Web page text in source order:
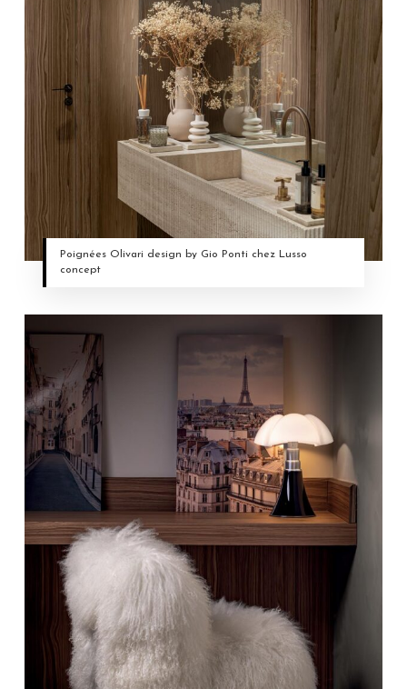
Poignées Olivari design by Gio Ponti chez Lusso
concept